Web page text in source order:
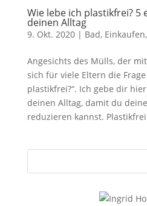
Wie lebe ich plastikfrei? 5
deinen Alltag
9. Okt. 2020| Bad, Einkaufen,
Angesichts des Mülls, der
sich für viele Eltern die
plastikfrei?“. Ich gebe dir
deinen Alltag, damit du
reduzieren kannst.